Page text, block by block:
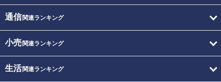
通信関連ランキング
小売関連ランキング
生活関連ランキング